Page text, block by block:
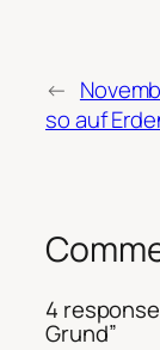
←
so auf
4
Grund”